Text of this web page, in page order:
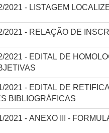
2021 - LISTAGEM
2021 - RELAÇÃO DE
2021 - EDITAL DE
2021 - EDITAL DE
BIBLIOGRÁFICAS
2021 - ANEXO III -